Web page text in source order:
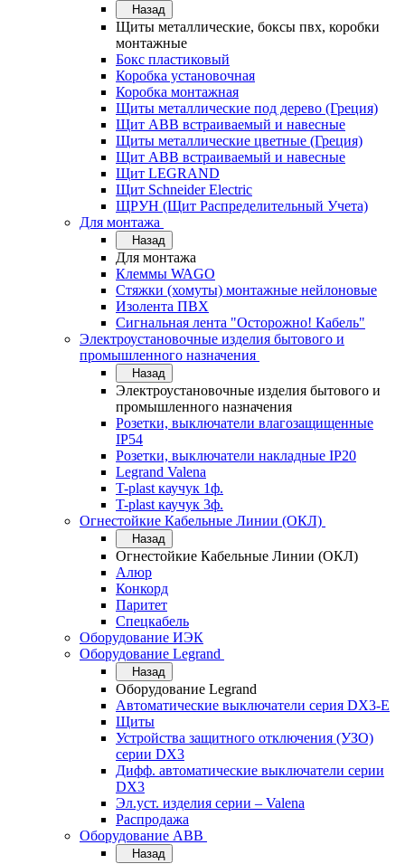
Назад
Щиты металлические, боксы пвх, коробки
монтажные
Бокс пластиковый
Коробка установочная
Коробка монтажная
Щиты металлические под дерево (Греция)
Щит ABB встраиваемый и навесные
Щиты металлические цветные (Греция)
Щит ABB встраиваемый и навесные
Щит LEGRAND
Щит Schneider Electric
ЩРУН (Щит Распределительный Учета)
Для монтажа
Назад
Для монтажа
Клеммы WAGO
Стяжки (хомуты) монтажные нейлоновые
Изолента ПВХ
Сигнальная лента "Осторожно! Кабель"
Электроустановочные изделия бытового и
промышленного назначения
Назад
Электроустановочные изделия бытового и
промышленного назначения
Розетки, выключатели влагозащищенные
IP54
Розетки, выключатели накладные IP20
Legrand Valena
T-plast каучук 1ф.
T-plast каучук 3ф.
Огнестойкие Кабельные Линии (ОКЛ)
Назад
Огнестойкие Кабельные Линии (ОКЛ)
Алюр
Конкорд
Паритет
Спецкабель
Оборудование ИЭК
Оборудование Legrand
Назад
Оборудование Legrand
Автоматические выключатели серия DX3-E
Щиты
Устройства защитного отключения (УЗО)
серии DX3
Дифф. автоматические выключатели серии
DX3
Эл.уст. изделия серии – Valena
Распродажа
Оборудование АВВ
Назад